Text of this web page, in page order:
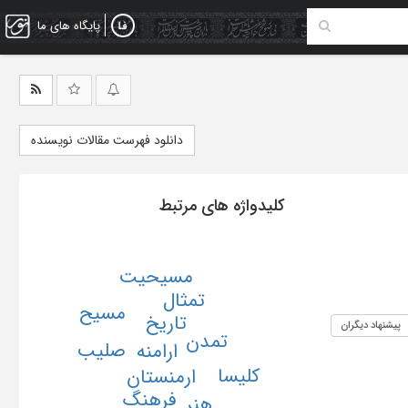
پایگاه های ما
دانلود فهرست مقالات نویسنده
پیشنهاد دیگران
کلیدواژه های مرتبط
ارامنه
ارمنستان
تاریخ
تمثال
تمدن
صلیب
فرهنگ
مسیح
مسیحیت
کلیسا